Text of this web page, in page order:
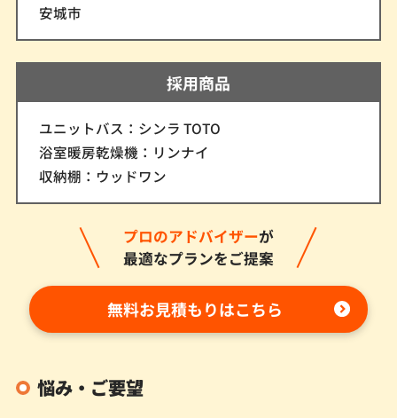
安城市
採用商品
ユニットバス：シンラ TOTO
浴室暖房乾燥機：リンナイ
収納棚：ウッドワン
プロのアドバイザーが
最適なプランをご提案
無料お見積もりはこちら
悩み・ご要望